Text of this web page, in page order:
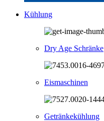
Kühlung
Dry Age Schränke
Eismaschinen
Getränkekühlung